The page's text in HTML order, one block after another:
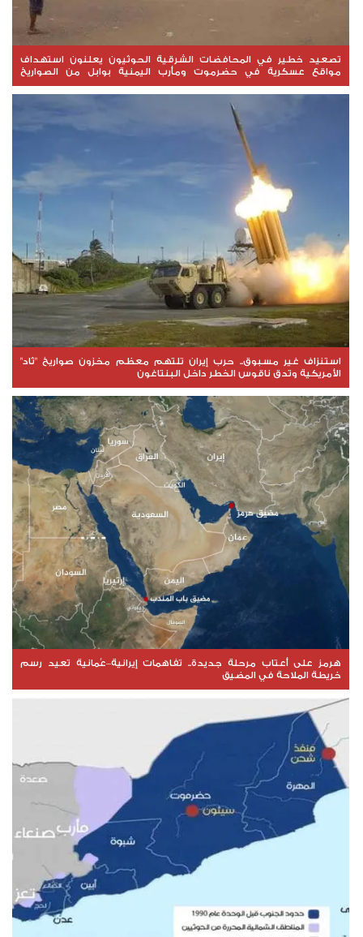
تصعيد خطير في المحافضات الشرقية الحوثيون يعلنون استهداف
مواقع عسكرية في حضرموت ومأرب اليمنية بوابل من الصواريخ
والطائرات المسيّرة
استنزاف غير مسبوق.. حرب إيران تلتهم معظم مخزون صواريخ "ثاد"
الأمريكية وتدق ناقوس الخطر داخل البنتاغون
هرمز على أعتاب مرحلة جديدة.. تفاهمات إيرانية–عُمانية تعيد رسم
خريطة الملاحة في المضيق